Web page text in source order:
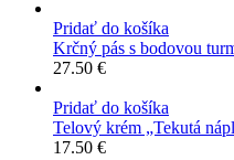
Pridať do košíka
Krčný pás s bodovou
27.50 €
Pridať do košíka
Telový krém „Tekutá
17.50 €